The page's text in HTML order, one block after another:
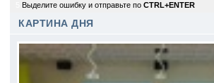
Выделите ошибку и отправьте по CTRL+ENTER
КАРТИНА ДНЯ